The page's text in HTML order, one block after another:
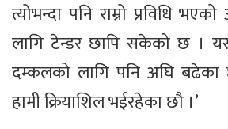
त्योभन्दा पनि राम्रो प्रविधि
लागि टेन्डर छापि सकेको छ ।
दम्कलको लागि पनि अघि बढेका
हामी क्रियाशिल भईरहेका छौ ।’